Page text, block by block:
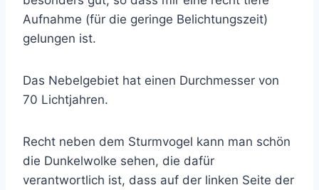
Aufnahme (für die geringe Belichtungszeit)
gelungen ist.
Das Nebelgebiet hat einen Durchmesser von
70 Lichtjahren.
Recht neben dem Sturmvogel kann man schön
die Dunkelwolke sehen, die dafür
verantwortlich ist, dass auf der linken Seite der